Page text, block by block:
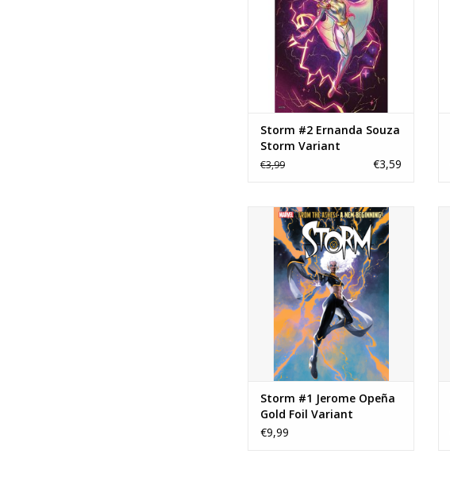
Storm #2 Ernanda Souza
Storm Variant
€3,99 €3,59
Storm #1 Jerome Opeña Gold
Foil Variant
TOEVOEGEN AAN WINKELWAGEN
Storm #1 Jerome Opeña
Gold Foil Variant
€9,99